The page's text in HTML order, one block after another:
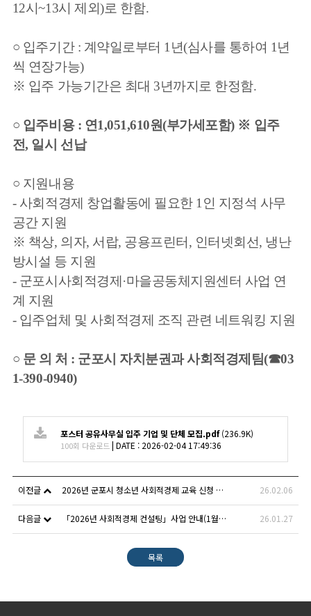
12시~13시 제외)로 한함.
○ 입주기간 : 계약일로부터 1년(심사를 통하여 1년
씩 연장가능)
※ 입주 가능기간은 최대 3년까지로 한정함.
○ 입주비용 : 연1,051,610원(부가세포함) ※ 입주
전, 일시 선납
○ 지원내용
- 사회적경제 창업활동에 필요한 1인 지정석 사무
공간 지원
※ 책상, 의자, 서랍, 공용프린터, 인터넷회선, 냉난
방시설 등 지원
- 군포시사회적경제 ·마을공동체지원센터 사업 연
계 지원
- 입주업체 및 사회적경제 조직 관련 네트워킹 지원
○ 문 의 처 : 군포시 자치분권과 사회적경제팀(☎03
1-390-0940)
포스터 공유사무실 입주 기업 및 단체 모집.pdf(236.9K)
100회 다운로드 | DATE : 2026-02-04 17:49:36
이전글 2026년 군포시 청소년 사회적경제 교육 신청 안내 26.02.06
다음글 「2026년 사회적경제 컨설팅」사업 안내(1월~예산 소진 시까지) 26.01.27
목록